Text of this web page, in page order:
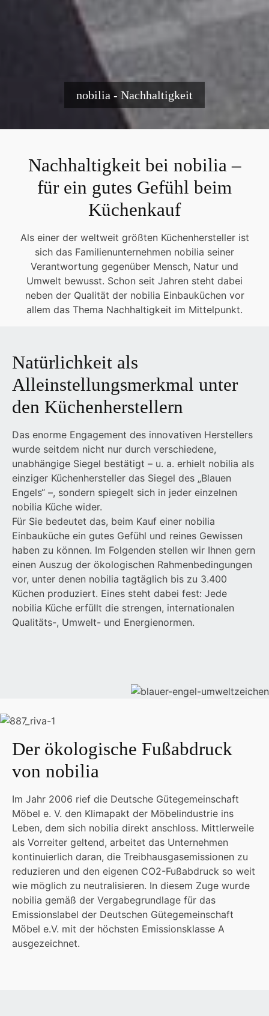
nobilia - Nachhaltigkeit
Nachhaltigkeit bei nobilia –
für ein gutes Gefühl beim
Küchenkauf
Als einer der weltweit größten Küchenhersteller ist
sich das Familienunternehmen nobilia seiner
Verantwortung gegenüber Mensch, Natur und
Umwelt bewusst. Schon seit Jahren steht dabei
neben der Qualität der nobilia Einbauküchen vor
allem das Thema Nachhaltigkeit im Mittelpunkt.
Natürlichkeit als
Alleinstellungsmerkmal unter
den Küchenherstellern
Das enorme Engagement des innovativen Herstellers
wurde seitdem nicht nur durch verschiedene,
unabhängige Siegel bestätigt – u. a. erhielt nobilia als
einziger Küchenhersteller das Siegel des „Blauen
Engels“ –, sondern spiegelt sich in jeder einzelnen
nobilia Küche wider.
Für Sie bedeutet das, beim Kauf einer nobilia
Einbauküche ein gutes Gefühl und reines Gewissen
haben zu können. Im Folgenden stellen wir Ihnen gern
einen Auszug der ökologischen Rahmenbedingungen
vor, unter denen nobilia tagtäglich bis zu 3.400
Küchen produziert. Eines steht dabei fest: Jede
nobilia Küche erfüllt die strengen, internationalen
Qualitäts-, Umwelt- und Energienormen.
Der ökologische Fußabdruck
von nobilia
Im Jahr 2006 rief die Deutsche Gütegemeinschaft
Möbel e. V. den Klimapakt der Möbelindustrie ins
Leben, dem sich nobilia direkt anschloss. Mittlerweile
als Vorreiter geltend, arbeitet das Unternehmen
kontinuierlich daran, die Treibhausgasemissionen zu
reduzieren und den eigenen CO2-Fußabdruck so weit
wie möglich zu neutralisieren. In diesem Zuge wurde
nobilia gemäß der Vergabegrundlage für das
Emissionslabel der Deutschen Gütegemeinschaft
Möbel e.V. mit der höchsten Emissionsklasse A
ausgezeichnet.